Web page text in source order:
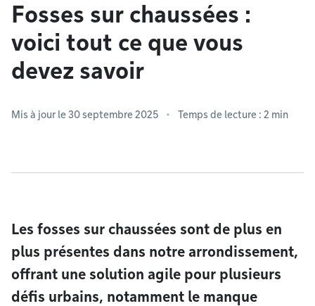
Fosses sur chaussées :
voici tout ce que vous
devez savoir
Mis à jour le 30 septembre 2025 Temps de lecture : 2 min
Les fosses sur chaussées sont de plus en
plus présentes dans notre arrondissement,
offrant une solution agile pour plusieurs
défis urbains, notamment le manque